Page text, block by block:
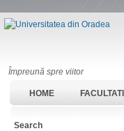
Împreună spre viitor
HOME FACULTATI
Search